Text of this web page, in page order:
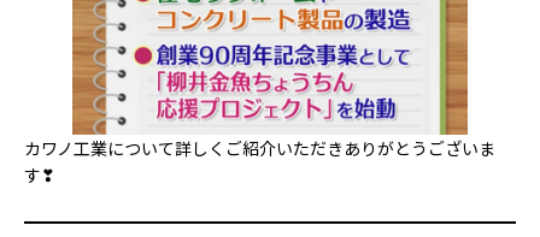
カワノ工業について詳しくご紹介いただきありがとうございま
す❣